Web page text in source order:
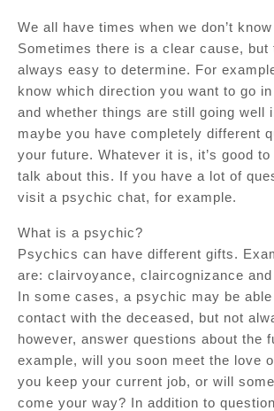
We all have times when we don’t
Sometimes there is a clear cause, but
always easy to determine. For
know which direction you want to go
and whether things are still going well
maybe you have completely different
your future. Whatever it is, it’s good
talk about this. If you have a lot of
visit a psychic chat, for example.
What is a psychic?
Psychics can have different gifts.
are: clairvoyance, claircognizance
In some cases, a psychic may be
contact with the deceased, but not
however, answer questions about the
example, will you soon meet the love
you keep your current job, or will
come your way? In addition to